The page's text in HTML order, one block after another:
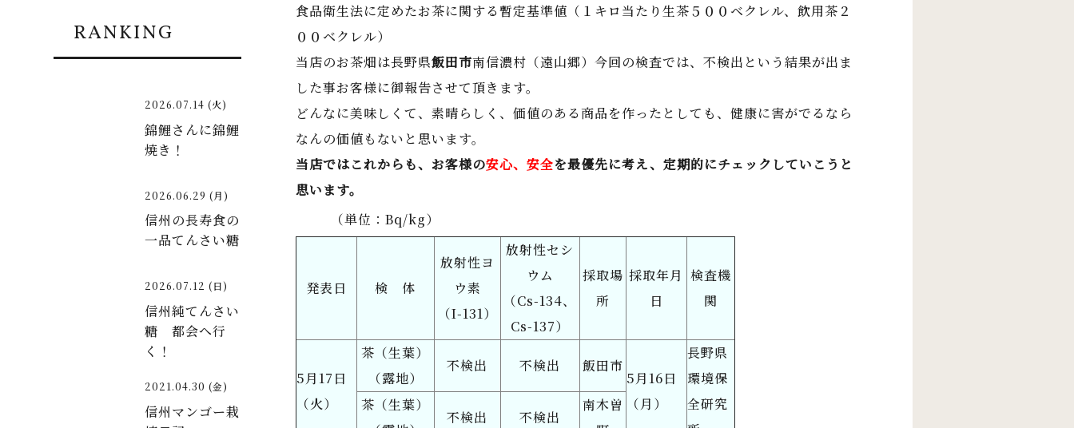
食品衛生法に定めたお茶に関する暫定基準値（１キロ当たり生茶５００ベクレル、飲用茶２
００ベクレル）
当店のお茶畑は長野県飯田市南信濃村（遠山郷）今回の検査では、不検出という結果が出ま
した事お客様に御報告させて頂きます。
どんなに美味しくて、素晴らしく、価値のある商品を作ったとしても、健康に害がでるなら
なんの価値もないと思います。
当店ではこれからも、お客様の安心、安全を最優先に考え、定期的にチェックしていこうと
思います。
（単位：Bq/kg）
発表日 検 体
放射性ヨ
ウ素
（I-131）
放射性セシ
ウム
（Cs-134、
Cs-137）
採取場
所
採取年月
日
検査機
関
5月17日
（火）
茶（生葉）
（露地）
不検出 不検出 飯田市
5月16日
（月）
長野県
環境保
全研究
茶（生葉）
不検出 不検出
南木曽
RANKING
2026.07.14 (火)
錦鯉さんに錦鯉
焼き！
2026.06.29 (月)
信州の長寿食の
一品てんさい糖
2026.07.12 (日)
信州純てんさい
糖 都会へ行
く！
2021.04.30 (金)
信州マンゴー栽